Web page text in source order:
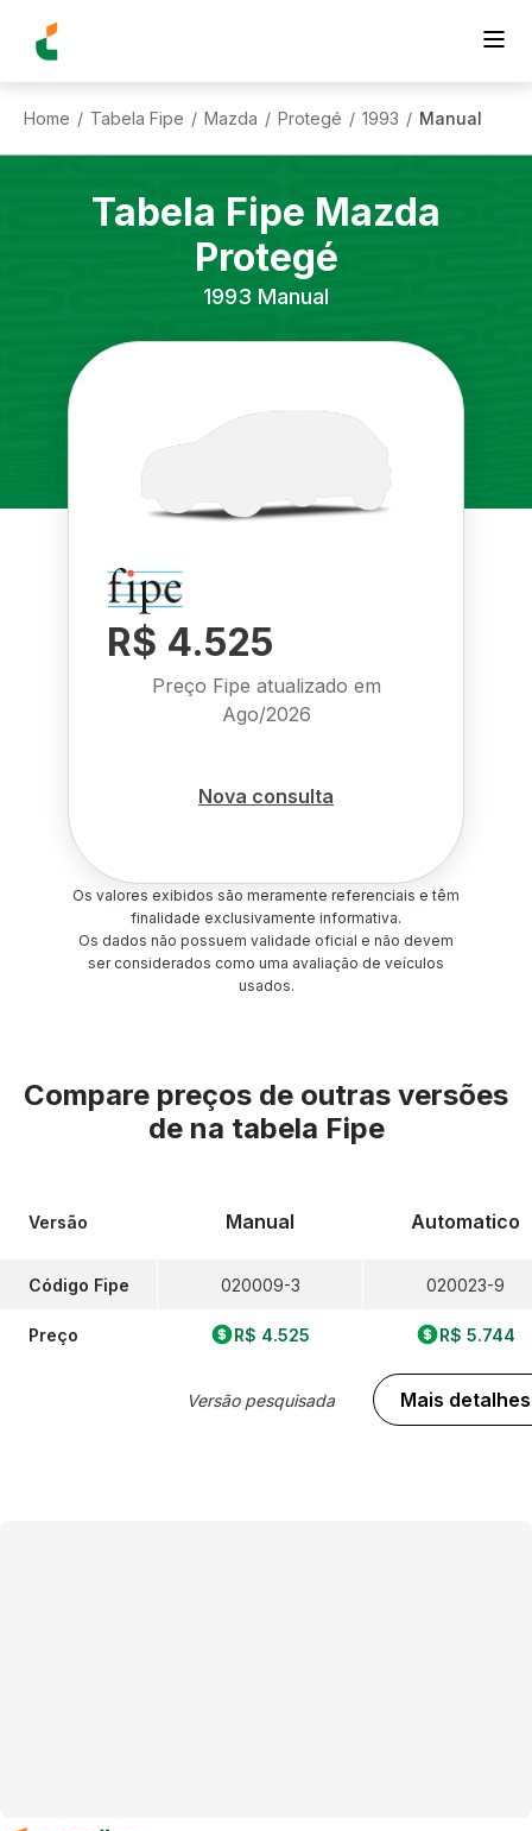
Home / Tabela Fipe / Mazda / Protegé / 1993 / Manual
Tabela Fipe Mazda
Protegé
1993 Manual
R$ 4.525
Preço Fipe atualizado em
Ago/2026
Nova consulta
Os valores exibidos são meramente referenciais e têm
finalidade exclusivamente informativa.
Os dados não possuem validade oficial e não devem
ser considerados como uma avaliação de veículos
usados.
Compare preços de outras versões
de na tabela Fipe
Versão
Código Fipe
Preço
Manual
020009-3
R$ 4.525
Versão pesquisada
Automatico
020023-9
R$ 5.744
Mais detalhes